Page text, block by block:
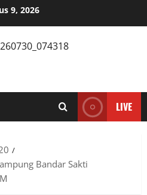
9, 2026
LIVE
Bandar Sakti